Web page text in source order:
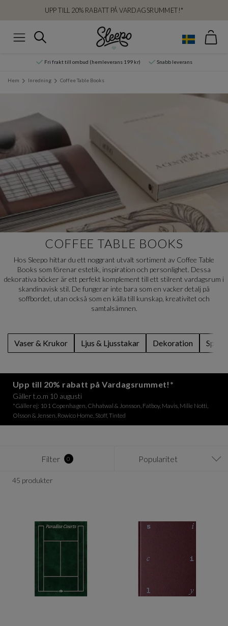
UPP TILL 20% RABATT PÅ VARDAGSRUMMET!*
Sök
Fri frakt till ombud (hemleverans 199 kr) Snabb leverans
Hem Inredning Coffee Table Books
COFFEE TABLE BOOKS
Hos Sleepo hittar du ett noggrant utvalt sortiment av Coffee Table
Books som förenar estetik, inspiration och personlighet. Dessa
dekorativa böcker är ett perfekt komplement till ett stilrent vardagsrum i
skandinavisk stil. De fungerar inte bara som en vacker detalj på
soffbordet, utan också som en källa till kunskap, kreativitet och
samtalsämnen.
Vaser & Krukor Ljus & Ljusstakar Dekoration
Upp till 20% rabatt på Vardagsrummet!*
Gäller t.o.m 10 augusti
*Gäller ej: 101 Copenhagen, Chhatwal & Jonsson, Fatboy, Mavis, Mille Notti,
Olsson & Jensen, Rowico Home, Stoff, Tinted
Filter 0 Popularitet
45 produkter